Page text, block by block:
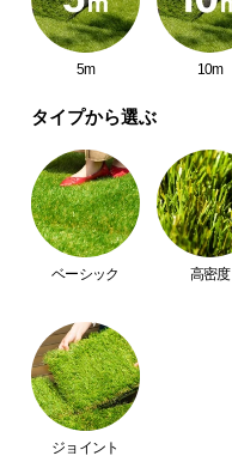
つ
い
梱
設
置
サ
ー
ス
に
つ
い
て
5m 10m
タイプから選ぶ
ベーシック 高密度
ジョイント